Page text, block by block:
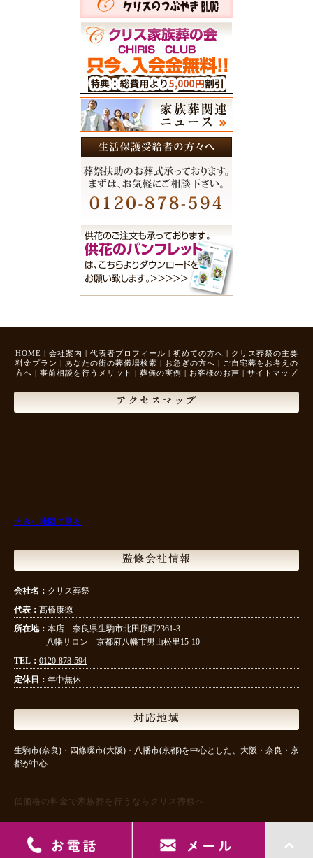
HOME | 会社案内 | 代表者プロフィール | 初めての方へ | クリス葬祭の主要
料金プラン | あなたの街の葬儀場検索 | お急ぎの方へ | ご自宅葬をお考えの
方へ | 事前相談を行うメリット | 葬儀の実例 | お客様のお声 | サイトマップ
アクセスマップ
大きな地図で見る
監修会社情報
会社名： クリス葬祭
代表： 髙橋康徳
所在地： 本店 奈良県生駒市北田原町2361-3
八幡サロン 京都府八幡市男山松里15-10
TEL： 0120-878-594
定休日： 年中無休
対応地域
生駒市(奈良)・四條畷市(大阪)・八幡市(京都)を中心とした、大阪・奈良・京
都が中心
低価格の料金で家族葬を行うならクリス葬祭へ